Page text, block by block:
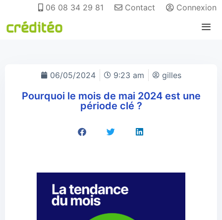
06 08 34 29 81 Contact Connexion
06/05/2024 9:23 am gilles
Pourquoi le mois de mai 2024 est une
période clé ?